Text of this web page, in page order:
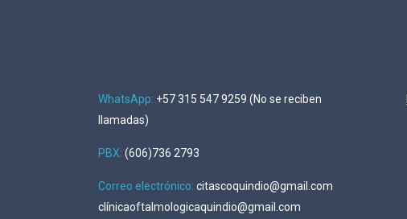
WhatsApp: +57 315 547 9259 (No se reciben
llamadas)
PBX: (606)736 2793
Correo electrónico: citascoquindio@gmail.com
clínicaoftalmologicaquindio@gmail.com